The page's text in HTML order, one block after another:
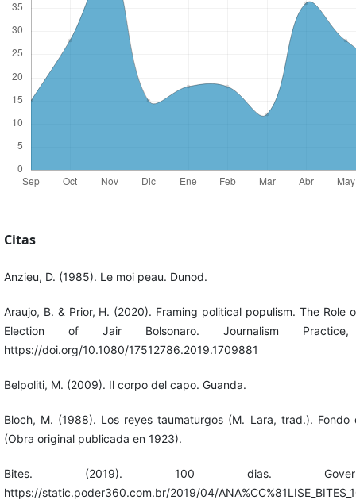
Citas
Anzieu, D. (1985). Le moi peau. Dunod.
Araujo, B. & Prior, H. (2020). Framing political populism. The Role
Election of Jair Bolsonaro. Journalism
https://doi.org/10.1080/17512786.2019.1709881
Belpoliti, M. (2009). Il corpo del capo. Guanda.
Bloch, M. (1988). Los reyes taumaturgos (M. Lara, trad.). Fondo
(Obra original publicada en 1923).
Bites. (2019). 100 dias.
https://static.poder360.com.br/2019/04/